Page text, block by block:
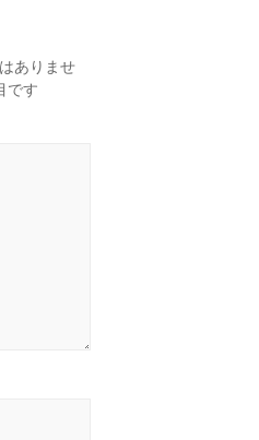
ありませ
です